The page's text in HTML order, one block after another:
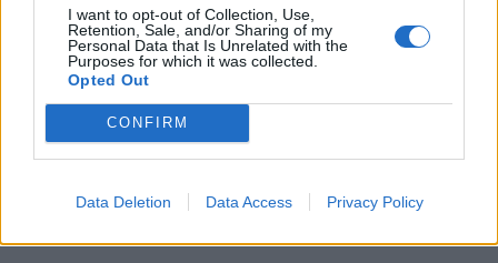
I want to opt-out of Collection, Use,
Retention, Sale, and/or Sharing of my
Personal Data that Is Unrelated with the
Purposes for which it was collected.
Opted Out
CONFIRM
Data Deletion Data Access Privacy Policy
Casalromano (26)
Castelbelforte (31)
Castel Goffredo (314)
Castellucchio (72)
Castiglione delle Stiviere (585)